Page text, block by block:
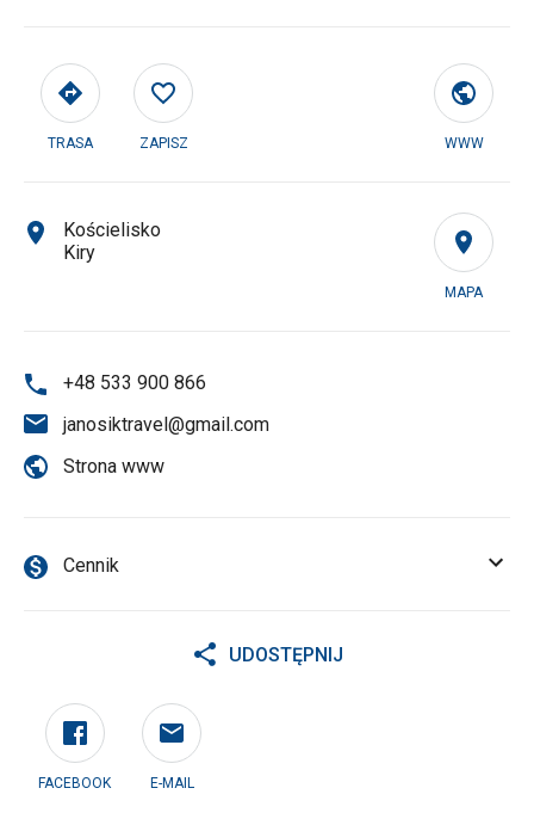
TRASA ZAPISZ WWW
MAPA
Kościelisko
Kiry
+48 533 900 866
janosiktravel@gmail.com
Strona www
Cennik
UDOSTĘPNIJ
FACEBOOK E-MAIL